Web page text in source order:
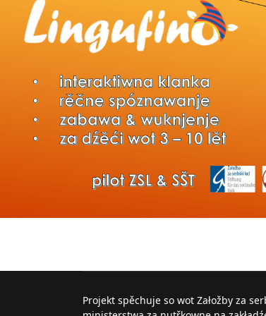
Projekt spěchuje so wot Załožby za